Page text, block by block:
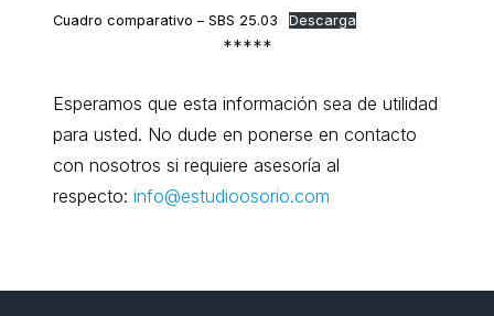
Cuadro comparativo – SBS 25.03 Descarga
*****
Esperamos que esta información sea de utilidad
para usted. No dude en ponerse en contacto
con nosotros si requiere asesoría al
respecto: info@estudioosorio.com